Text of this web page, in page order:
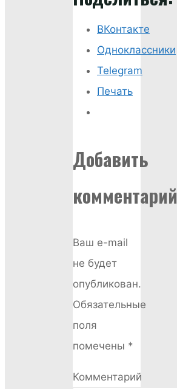
ВКонтакте
Одноклассники
Telegram
Печать
Добавить
комментарий
Ваш e-mail
не будет
опубликован.
Обязательные
поля
помечены *
Комментарий